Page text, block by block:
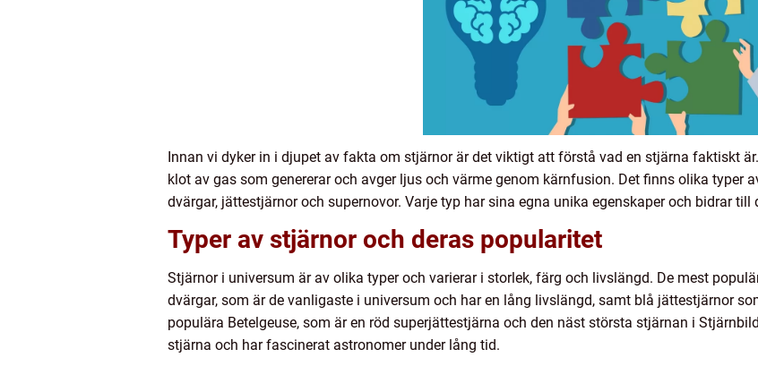
Innan vi dyker in i djupet av fakta om stjärnor är det viktigt att förstå vad en stjärna faktiskt
klot av gas som genererar och avger ljus och värme genom kärnfusion. Det finns olika typer
dvärgar, jättestjärnor och supernovor. Varje typ har sina egna unika egenskaper och bidrar
Typer av stjärnor och deras popularitet
Stjärnor i universum är av olika typer och varierar i storlek, färg och livslängd. De mest
dvärgar, som är de vanligaste i universum och har en lång livslängd, samt blå jättestjärnor
populära Betelgeuse, som är en röd superjättestjärna och den näst största stjärnan i
stjärna och har fascinerat astronomer under lång tid.